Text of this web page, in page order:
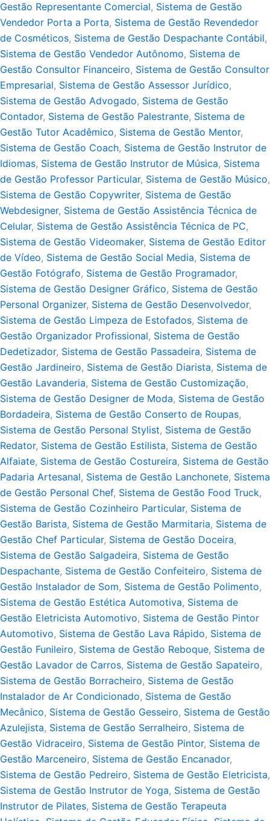
Gestão Representante Comercial, Sistema de Gestão
Vendedor Porta a Porta, Sistema de Gestão Revendedor
de Cosméticos, Sistema de Gestão Despachante Contábil,
Sistema de Gestão Vendedor Autônomo, Sistema de
Gestão Consultor Financeiro, Sistema de Gestão Consultor
Empresarial, Sistema de Gestão Assessor Jurídico,
Sistema de Gestão Advogado, Sistema de Gestão
Contador, Sistema de Gestão Palestrante, Sistema de
Gestão Tutor Acadêmico, Sistema de Gestão Mentor,
Sistema de Gestão Coach, Sistema de Gestão Instrutor de
Idiomas, Sistema de Gestão Instrutor de Música, Sistema
de Gestão Professor Particular, Sistema de Gestão Músico,
Sistema de Gestão Copywriter, Sistema de Gestão
Webdesigner, Sistema de Gestão Assistência Técnica de
Celular, Sistema de Gestão Assistência Técnica de PC,
Sistema de Gestão Videomaker, Sistema de Gestão Editor
de Vídeo, Sistema de Gestão Social Media, Sistema de
Gestão Fotógrafo, Sistema de Gestão Programador,
Sistema de Gestão Designer Gráfico, Sistema de Gestão
Personal Organizer, Sistema de Gestão Desenvolvedor,
Sistema de Gestão Limpeza de Estofados, Sistema de
Gestão Organizador Profissional, Sistema de Gestão
Dedetizador, Sistema de Gestão Passadeira, Sistema de
Gestão Jardineiro, Sistema de Gestão Diarista, Sistema de
Gestão Lavanderia, Sistema de Gestão Customização,
Sistema de Gestão Designer de Moda, Sistema de Gestão
Bordadeira, Sistema de Gestão Conserto de Roupas,
Sistema de Gestão Personal Stylist, Sistema de Gestão
Redator, Sistema de Gestão Estilista, Sistema de Gestão
Alfaiate, Sistema de Gestão Costureira, Sistema de Gestão
Padaria Artesanal, Sistema de Gestão Lanchonete, Sistema
de Gestão Personal Chef, Sistema de Gestão Food Truck,
Sistema de Gestão Cozinheiro Particular, Sistema de
Gestão Barista, Sistema de Gestão Marmitaria, Sistema de
Gestão Chef Particular, Sistema de Gestão Doceira,
Sistema de Gestão Salgadeira, Sistema de Gestão
Despachante, Sistema de Gestão Confeiteiro, Sistema de
Gestão Instalador de Som, Sistema de Gestão Polimento,
Sistema de Gestão Estética Automotiva, Sistema de
Gestão Eletricista Automotivo, Sistema de Gestão Pintor
Automotivo, Sistema de Gestão Lava Rápido, Sistema de
Gestão Funileiro, Sistema de Gestão Reboque, Sistema de
Gestão Lavador de Carros, Sistema de Gestão Sapateiro,
Sistema de Gestão Borracheiro, Sistema de Gestão
Instalador de Ar Condicionado, Sistema de Gestão
Mecânico, Sistema de Gestão Gesseiro, Sistema de Gestão
Azulejista, Sistema de Gestão Serralheiro, Sistema de
Gestão Vidraceiro, Sistema de Gestão Pintor, Sistema de
Gestão Marceneiro, Sistema de Gestão Encanador,
Sistema de Gestão Pedreiro, Sistema de Gestão Eletricista,
Sistema de Gestão Instrutor de Yoga, Sistema de Gestão
Instrutor de Pilates, Sistema de Gestão Terapeuta